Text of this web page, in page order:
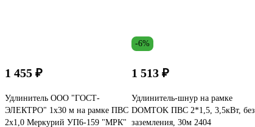
1 455 ₽
Удлинитель ООО "ГОСТ-
ЭЛЕКТРО" 1x30 м на рамке ПВС
2x1,0 Меркурий УП6-159 "МРК"
-6%
1 513 ₽
Удлинитель-шнур на рамке
DOMTOK ПВС 2*1,5, 3,5кВт, без
заземления, 30м 2404